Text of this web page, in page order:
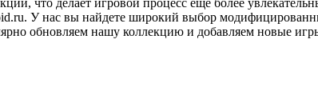
что делает игровой процесс еще более
У нас вы найдете широкий выбор
обновляем нашу коллекцию и добавляем новые